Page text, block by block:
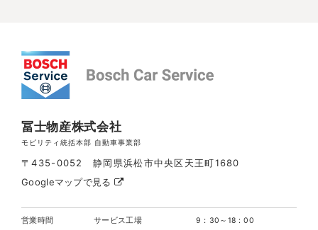
冨士物産株式会社
モビリティ統括本部 自動車事業部
〒435-0052 静岡県浜松市中央区天王町1680
Googleマップで見る
営業時間 サービス工場 9：30～18：00